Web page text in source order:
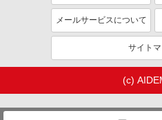
メールサービスについて
サイト
(c)